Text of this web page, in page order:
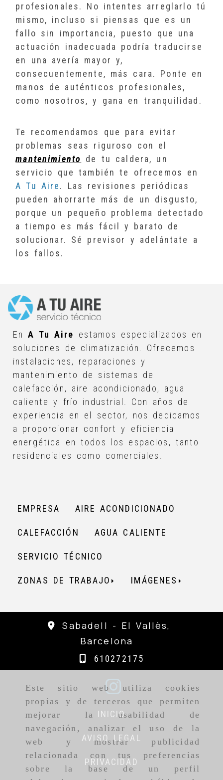
Este sitio web utiliza cookies
propias y de terceros que permiten
mejorar la usabilidad de
navegación, analizar el uso de la
web y mostrar publicidad
relacionada con tus preferencias
sobre la base de un perfil
profesionales. No intentes arreglarlo tú
mismo, incluso si piensas que es un
fallo sin importancia, puesto que una
actuación inadecuada podría traducirse
en una avería mayor y,
consecuentemente, más cara. Ponte en
manos de auténticos profesionales,
como nosotros, y gana en tranquilidad.
Te recomendamos que para evitar
problemas seas riguroso con el
mantenimiento
de tu caldera, un
servicio que también te ofrecemos en
A Tu Aire. Las revisiones periódicas
pueden ahorrarte más de un disgusto,
porque un pequeño problema detectado
a tiempo es más fácil y barato de
solucionar. Sé previsor y adelántate a
los fallos.
EnA Tu Aire
estamos especializados en
soluciones de climatización. Ofrecemos
instalaciones, reparaciones y
mantenimiento de sistemas de
calefacción, aire acondicionado, agua
caliente y frío industrial. Con años de
experiencia en el sector, nos dedicamos
a proporcionar confort y eficiencia
energética en todos los espacios, tanto
residenciales como comerciales.
EMPRESA AIRE ACONDICIONADO
CALEFACCIÓN AGUA CALIENTE
SERVICIO TÉCNICO
ZONAS DE TRABAJO IMÁGENES
Sabadell - El Vallès,
Barcelona
610272175
INICIO
AVISO LEGAL
PRIVACIDAD